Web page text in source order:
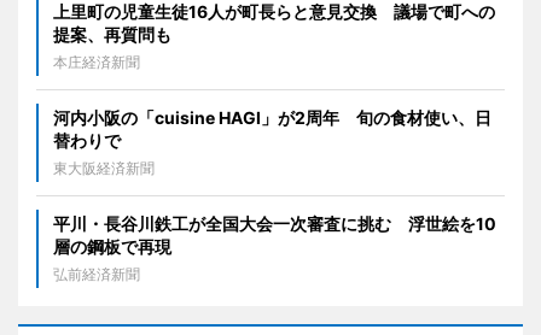
上里町の児童生徒16人が町長らと意見交換 議場で町への
提案、再質問も
本庄経済新聞
河内小阪の「cuisine HAGI」が2周年 旬の食材使い、日
替わりで
東大阪経済新聞
平川・長谷川鉄工が全国大会一次審査に挑む 浮世絵を10
層の鋼板で再現
弘前経済新聞